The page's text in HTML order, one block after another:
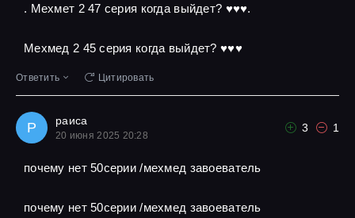
. Мехмет 2 47 серия когда выйдет? ♥️♥️♥️.
Мехмед 2 45 серия когда выйдет? ♥️♥️♥️
Ответить Цитировать
Р раиса
20 июня 2025 20:28
3 1
почему нет 50серии /мехмед завоеватель
почему нет 50серии /мехмед завоеватель